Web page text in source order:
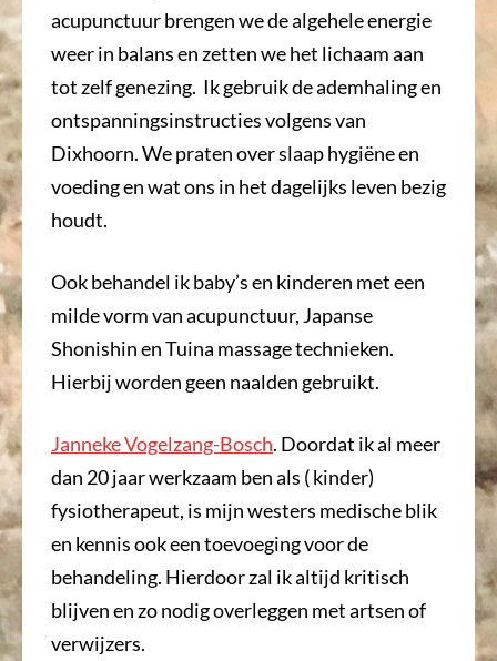
acupunctuur brengen we de algehele energie
weer in balans en zetten we het lichaam aan
tot zelf genezing. Ik gebruik de ademhaling en
ontspanningsinstructies volgens van
Dixhoorn. We praten over slaap hygiëne en
voeding en wat ons in het dagelijks leven bezig
houdt.
Ook behandel ik baby’s en kinderen met een
milde vorm van acupunctuur, Japanse
Shonishin en Tuina massage technieken.
Hierbij worden geen naalden gebruikt.
Janneke Vogelzang-Bosch. Doordat ik al meer
dan 20 jaar werkzaam ben als ( kinder)
fysiotherapeut, is mijn westers medische blik
en kennis ook een toevoeging voor de
behandeling. Hierdoor zal ik altijd kritisch
blijven en zo nodig overleggen met artsen of
verwijzers.